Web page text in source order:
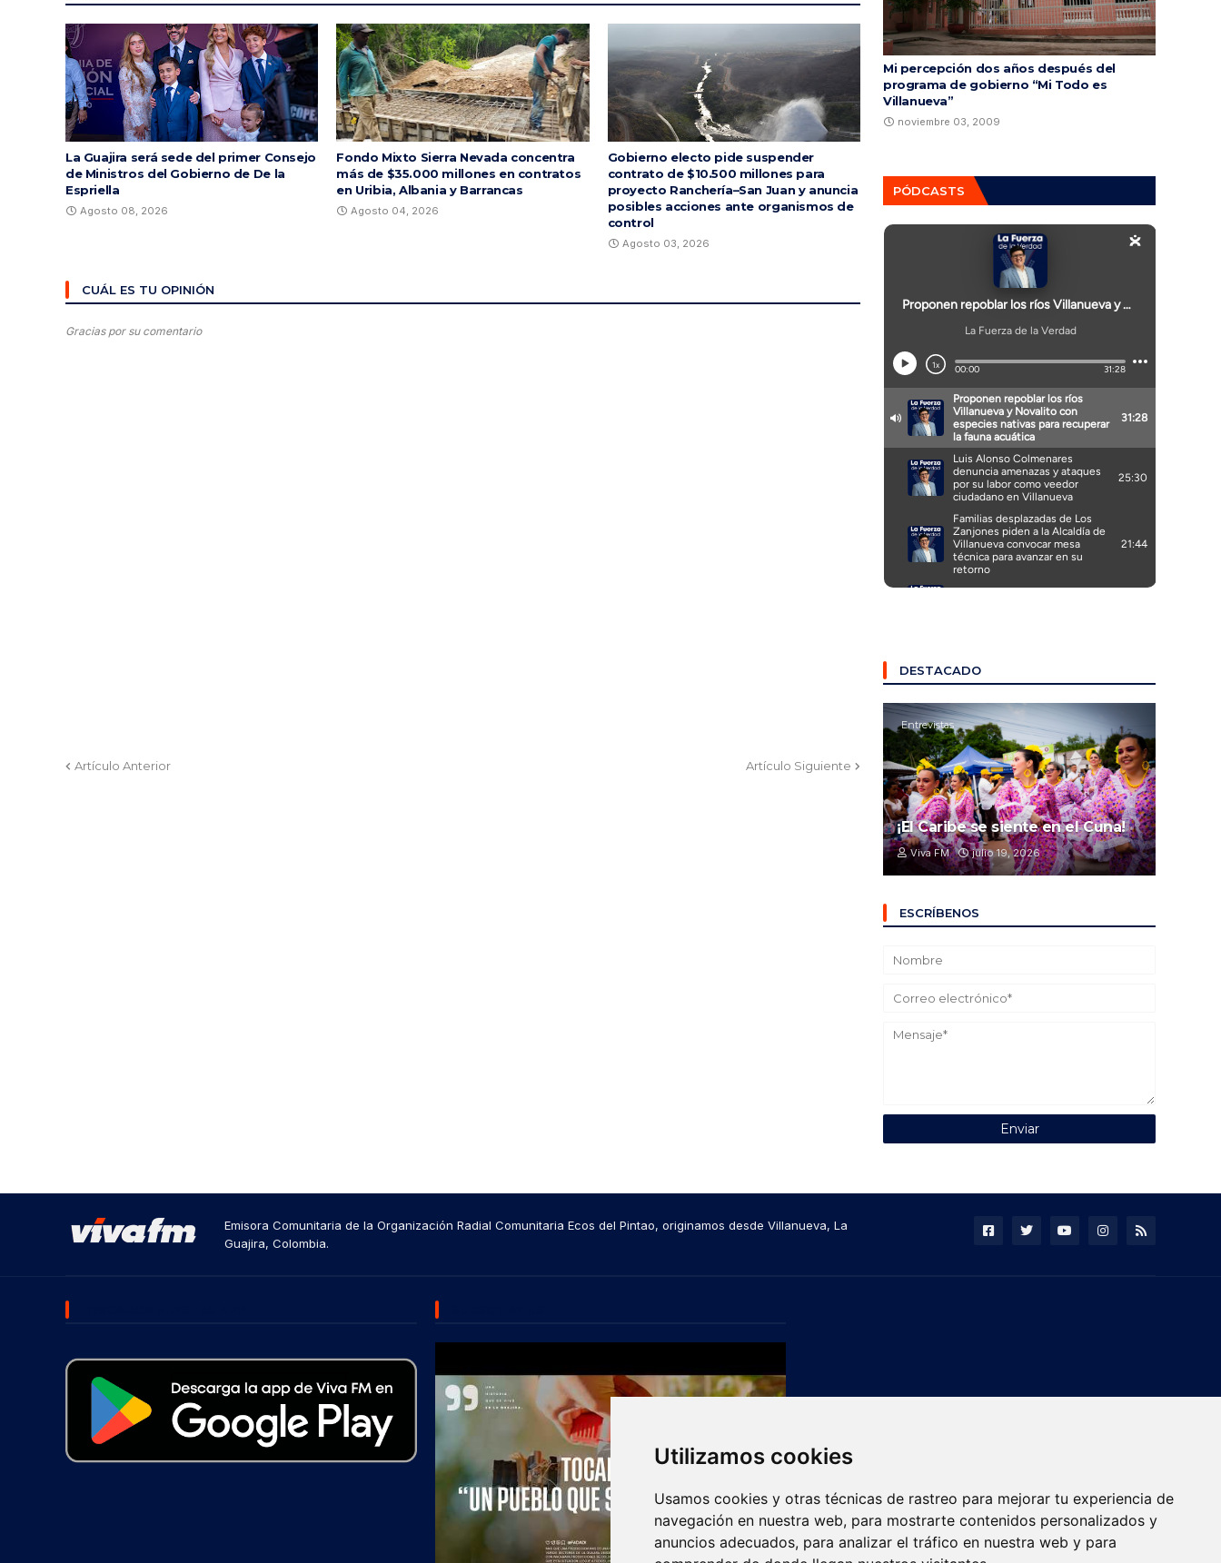
Utilizamos cookies
Usamos cookies y otras técnicas de rastreo para mejorar tu experiencia de
navegación en nuestra web, para mostrarte contenidos personalizados y
anuncios adecuados, para analizar el tráfico en nuestra web y para
La Guajira será sede del primer Consejo
de Ministros del Gobierno de De la
Espriella
Agosto 08, 2026
Fondo Mixto Sierra Nevada concentra
más de $35.000 millones en contratos
en Uribia, Albania y Barrancas
Agosto 04, 2026
Gobierno electo pide suspender
contrato de $10.500 millones para
proyecto Ranchería–San Juan y anuncia
posibles acciones ante organismos de
control
Agosto 03, 2026
CUÁL ES TU OPINIÓN
Gracias por su comentario
Artículo Anterior Artículo Siguiente
Mi percepción dos años después del
programa de gobierno “Mi Todo es
Villanueva”
noviembre 03, 2009
PÓDCASTS
DESTACADO
Entrevistas
¡El Caribe se siente en el Cuna!
Viva FM julio 19, 2026
ESCRÍBENOS
Emisora Comunitaria de la Organización Radial Comunitaria Ecos del Pintao, originamos desde Villanueva, La
Guajira, Colombia.